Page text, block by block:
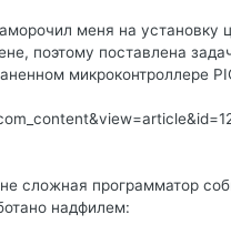
меня на установку
поэтому поставлена
микроконтроллере
сложная программатор
надфилем: